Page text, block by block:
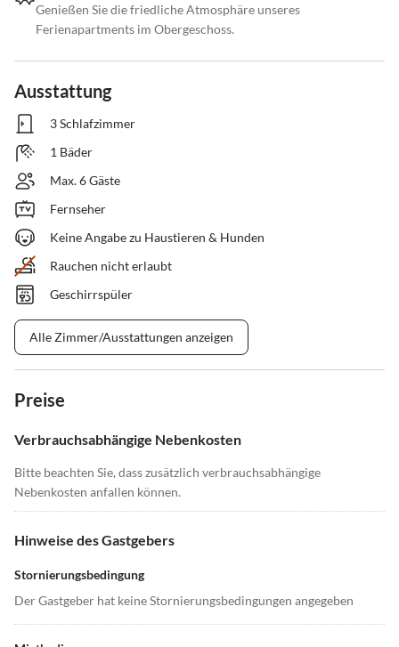
Genießen Sie die friedliche Atmosphäre unseres
Ferienapartments im Obergeschoss.
Ausstattung
3 Schlafzimmer
1 Bäder
Max. 6 Gäste
Fernseher
Keine Angabe zu Haustieren & Hunden
Rauchen nicht erlaubt
Geschirrspüler
Alle Zimmer/Ausstattungen anzeigen
Preise
Verbrauchsabhängige Nebenkosten
Bitte beachten Sie, dass zusätzlich verbrauchsabhängige
Nebenkosten anfallen können.
Hinweise des Gastgebers
Stornierungsbedingung
Der Gastgeber hat keine Stornierungsbedingungen angegeben